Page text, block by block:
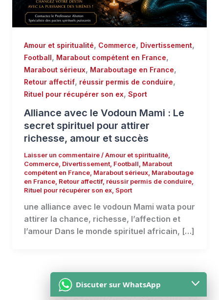
Amour et spiritualité, Commerce, Divertissement,
Football, Marabout compétent en France,
Marabout sérieux, Maraboutage en France,
Retour affectif, réussir permis de conduire,
Rituel pour récupérer son ex, Sport
Alliance avec le Vodoun Mami : Le
secret spirituel pour attirer
richesse, amour et succès
Laisser un commentaire /Amour et spiritualité,
Commerce, Divertissement, Football Marabout
compétent en France, Marabout sérieux, Maraboutage
en France, Retour affectif, réussir permis de conduire,
Rituel pour récupérer son ex, Sport
une alliance avec le vodoun Mami wata pour
attirer la chance, richesse, l’affection et
l’amour Dans le monde spirituel africain, […]
Discuter sur WhatsApp